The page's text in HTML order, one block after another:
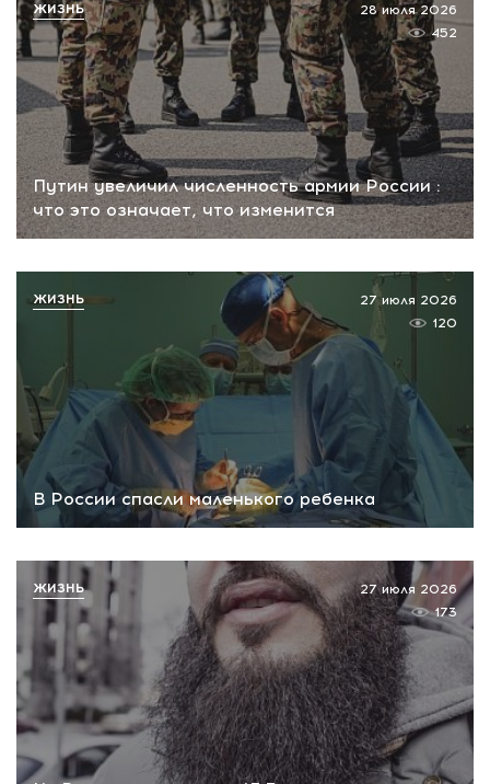
Путин увеличил численность армии России :
что это означает, что изменится
28 июля 2026
452
ЖИЗНЬ
В России спасли маленького ребенка
27 июля 2026
120
ЖИЗНЬ
27 июля 2026
173
ЖИЗНЬ